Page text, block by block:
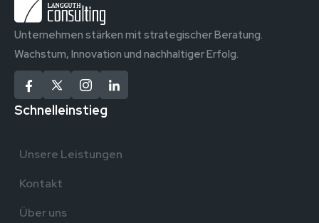
Unternehmen stärken mit strategischer Beratung.
Wachstum, Innovation und nachhaltiger Erfolg.
Schnelleinstieg
Unsere Leistungen
Kontakt
Über uns